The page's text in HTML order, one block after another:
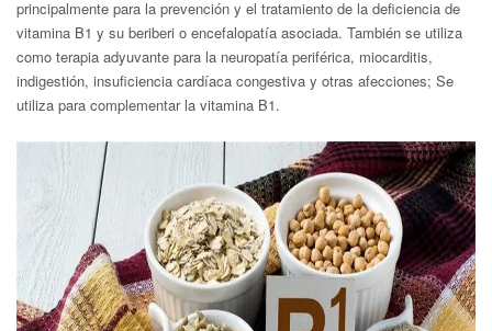
principalmente para la prevención y el tratamiento de la deficiencia de
vitamina B1 y su beriberi o encefalopatía asociada. También se utiliza
como terapia adyuvante para la neuropatía periférica, miocarditis,
indigestión, insuficiencia cardíaca congestiva y otras afecciones; Se
utiliza para complementar la vitamina B1.